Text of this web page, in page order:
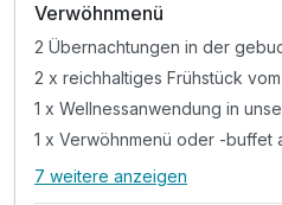
Verwöhnmenü
2 Übernachtungen in der
2 x reichhaltiges Frühstück
1 x Wellnessanwendung in
1 x Verwöhnmenü oder -buffet
Alle Inklusivleistungen
7 weitere anzeigen